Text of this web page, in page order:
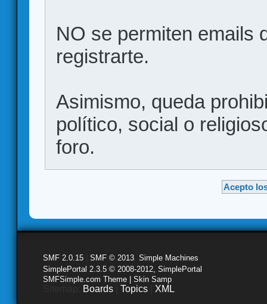
NO se permiten emails
registrarte.
Asimismo, queda
político, social o
foro.
SMF 2.0.15 SMF © 2013 Simple Machines
SimplePortal 2.3.5 © 2008-2012, SimplePortal
SMFSimple.com Theme | Skin Samp
Boards Topics XML